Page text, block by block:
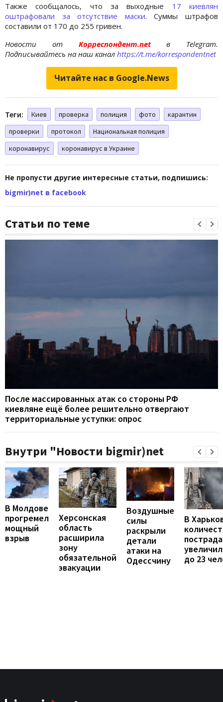
Также сообщалось, что за выходные 17 киевлян
оштрафовали за отсутствие маски. Суммы штрафов
составили от 170 до 255 гривен.
Новости отКорреспондент.netв Telegram.
Подписывайтесь на наш канал https://t.me/korrespondentnet
Читайте нас в Google.News
Теги: Киев проверка полиция фото
карантин
проверки
протокол
Национальная полиция
коронавирус
коронавирус в Украине
Не пропусти другие интересные статьи, подпишись:
bigmir)net в facebook
Статьи по теме
После массированных атак со стороны РФ
киевляне ещё более решительно отвергают
территориальные уступки: опрос
Внутри "Новости bigmir)net
В Молдове
прогремел
мощный
взрыв
Херсонская
область
расширила
зону
обязательной
эвакуации
Воздушные
силы
раскрыли
детали
атаки на
Одессчину
В
до 23